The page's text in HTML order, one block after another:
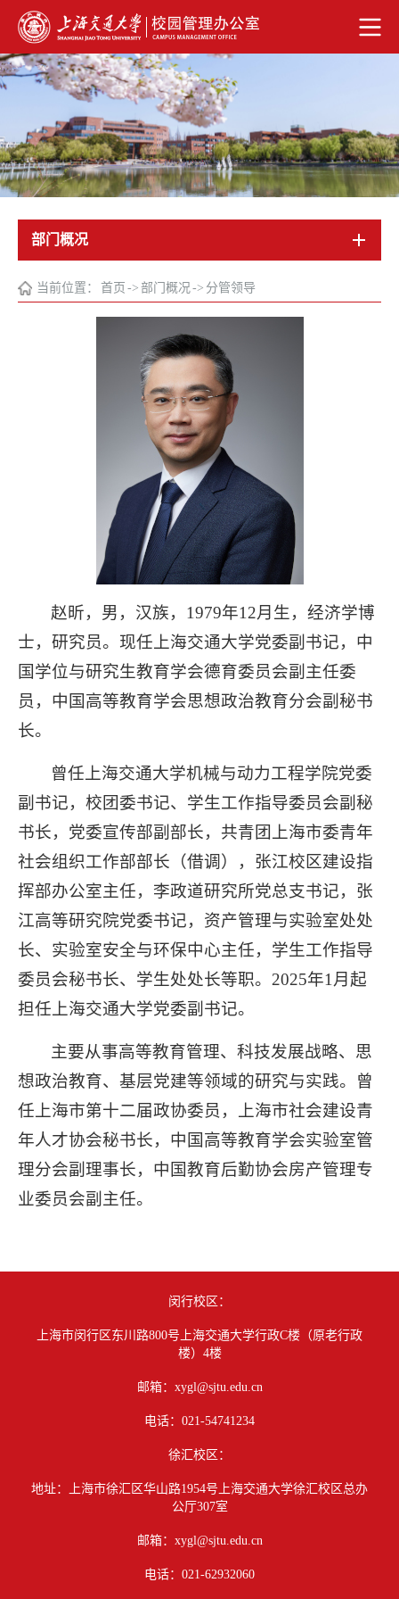
部门概况
当前位置： 首页 -> 部门概况 -> 分管领导
赵昕，男，汉族，1979年12月生，经济学博
士，研究员。现任上海交通大学党委副书记，中
国学位与研究生教育学会德育委员会副主任委
员，中国高等教育学会思想政治教育分会副秘书
长。
曾任上海交通大学机械与动力工程学院党委
副书记，校团委书记、学生工作指导委员会副秘
书长，党委宣传部副部长，共青团上海市委青年
社会组织工作部部长（借调），张江校区建设指
挥部办公室主任，李政道研究所党总支书记，张
江高等研究院党委书记，资产管理与实验室处处
长、实验室安全与环保中心主任，学生工作指导
委员会秘书长、学生处处长等职。2025年1月起
担任上海交通大学党委副书记。
主要从事高等教育管理、科技发展战略、思
想政治教育、基层党建等领域的研究与实践。曾
任上海市第十二届政协委员，上海市社会建设青
年人才协会秘书长，中国高等教育学会实验室管
理分会副理事长，中国教育后勤协会房产管理专
业委员会副主任。
闵行校区：
上海市闵行区东川路800号上海交通大学行政C楼（原老行政
楼）4楼
邮箱：xygl@sjtu.edu.cn
电话：021-54741234
徐汇校区：
地址：上海市徐汇区华山路1954号上海交通大学徐汇校区总办
公厅307室
邮箱：xygl@sjtu.edu.cn
电话：021-62932060